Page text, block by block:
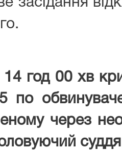
засідання
год 00 хв
по
через